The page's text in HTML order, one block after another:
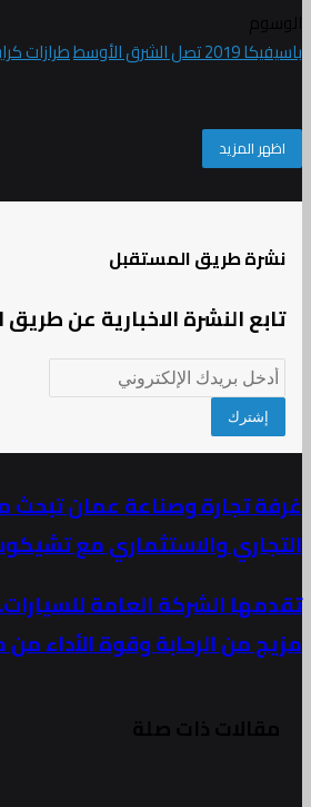
الوسوم
باسيفيكا 2019 تصل الشرق الأوسط
طرازات
اظهر المزيد
نشرة طريق المستقبل
تابع النشرة الاخبارية عن طريق
أدخل
بريدك
الإلكتروني
غرفة تجارة وصناعة عمان تبحث
التجاري والاستثماري مع
تقدمها الشركة العامة
مزيج من الرحابة وقوة الأداء
مقالات ذات صلة